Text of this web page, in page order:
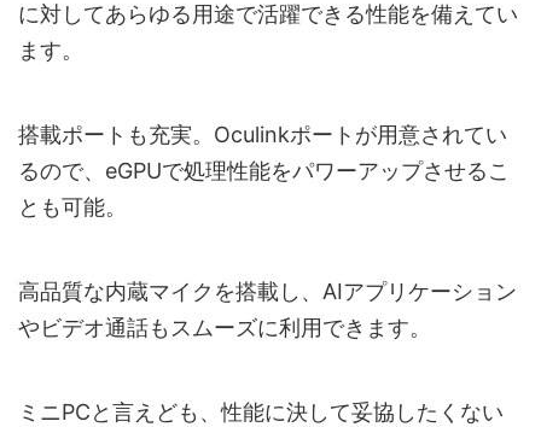
に対してあらゆる用途で活躍できる性能を備えてい
ます。
搭載ポートも充実。Oculinkポートが用意されてい
るので、eGPUで処理性能をパワーアップさせるこ
とも可能。
高品質な内蔵マイクを搭載し、AIアプリケーション
やビデオ通話もスムーズに利用できます。
ミニPCと言えども、性能に決して妥協したくない